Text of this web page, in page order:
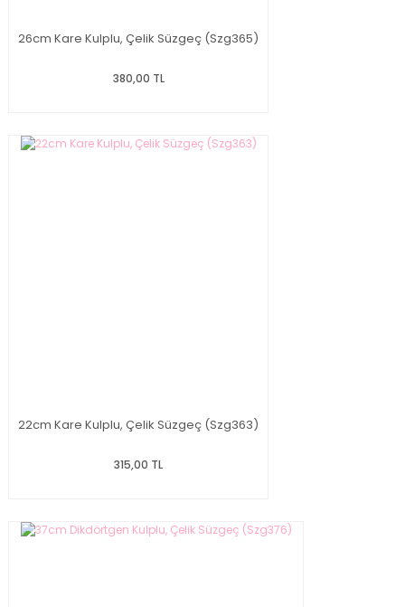
26cm Kare Kulplu, Çelik Süzgeç (Szg365)
380,00 TL
22cm Kare Kulplu, Çelik Süzgeç (Szg363)
315,00 TL